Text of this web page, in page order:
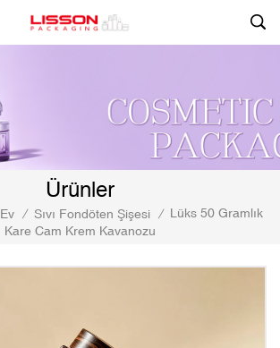
Ürünler
Ev / Sıvı Fondöten Şişesi /
Lüks 50 Gramlık
Kare Cam Krem Kavanozu